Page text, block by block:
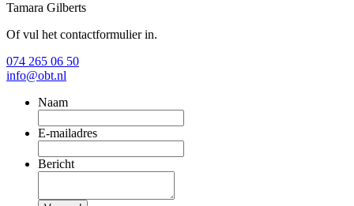
Tamara Gilberts
Of vul het contactformulier in.
074 265 06 50
info@obt.nl
Naam
E-mailadres
Bericht